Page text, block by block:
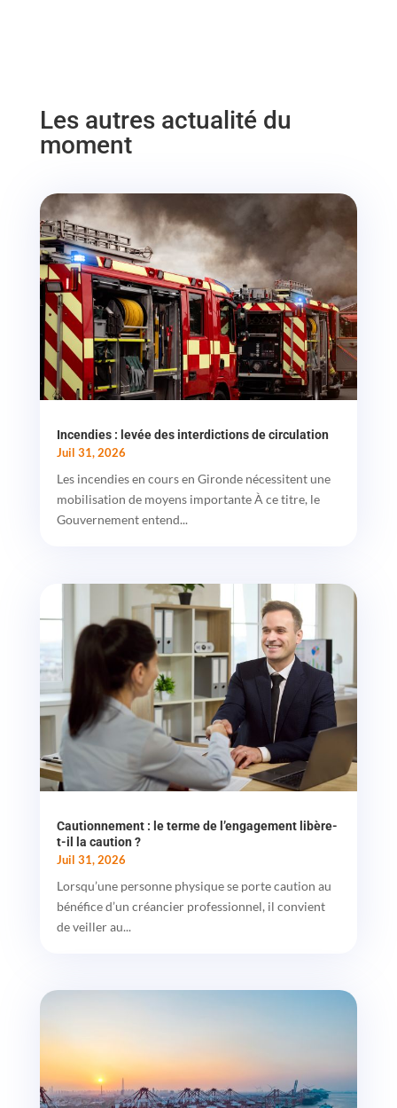
Les autres actualité du
moment
Incendies : levée des interdictions de circulation
Juil 31, 2026
Les incendies en cours en Gironde nécessitent une
mobilisation de moyens importante À ce titre, le
Gouvernement entend...
Cautionnement : le terme de l’engagement libère-
t-il la caution ?
Juil 31, 2026
Lorsqu’une personne physique se porte caution au
bénéfice d’un créancier professionnel, il convient
de veiller au...